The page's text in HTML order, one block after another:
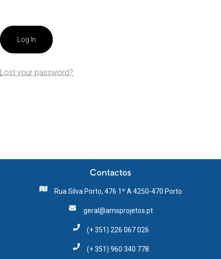
Log In
Lost your password?
Contactos
Rua Silva Porto, 476 1º A 4250-470 Porto
geral@amsprojetos.pt
(+ 351) 226 067 026
(+ 351) 960 340 778